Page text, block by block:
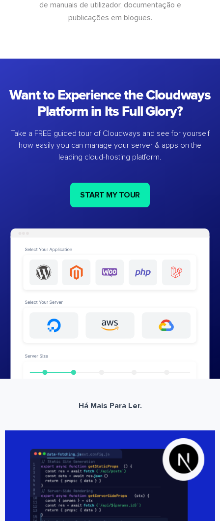
de manuais de utilizador, documentação e
publicações em blogues.
Want to Experience the Cloudways
Platform in Its Full Glory?
Take a FREE guided tour of Cloudways and see for yourself
how easily you can manage your server & apps on the
leading cloud-hosting platform.
START MY TOUR
Há Mais Para Ler.